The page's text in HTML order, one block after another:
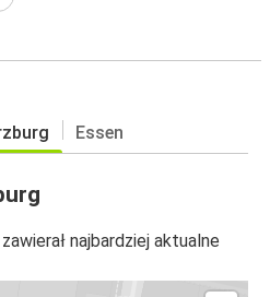
Essen
najbardziej aktualne